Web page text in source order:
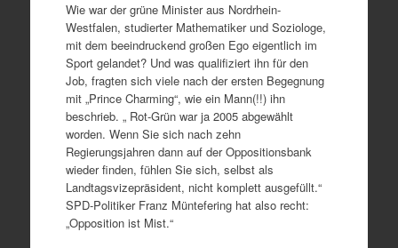
Wie war der grüne Minister aus Nordrhein-
Westfalen, studierter Mathematiker und Soziologe,
mit dem beeindruckend großen Ego eigentlich im
Sport gelandet? Und was qualifiziert ihn für den
Job, fragten sich viele nach der ersten Begegnung
mit „Prince Charming“, wie ein Mann(!!) ihn
beschrieb. „ Rot-Grün war ja 2005 abgewählt
worden. Wenn Sie sich nach zehn
Regierungsjahren dann auf der Oppositionsbank
wieder finden, fühlen Sie sich, selbst als
Landtagsvizepräsident, nicht komplett ausgefüllt.“
SPD-Politiker Franz Müntefering hat also recht:
„Opposition ist Mist.“